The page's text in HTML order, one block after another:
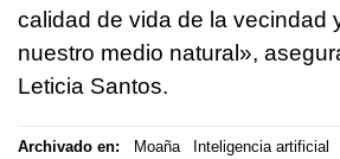
calidad de vida de la vecindad
nuestro medio natural»,
Leticia Santos.
Archivado en: Moaña Inteligencia artificial